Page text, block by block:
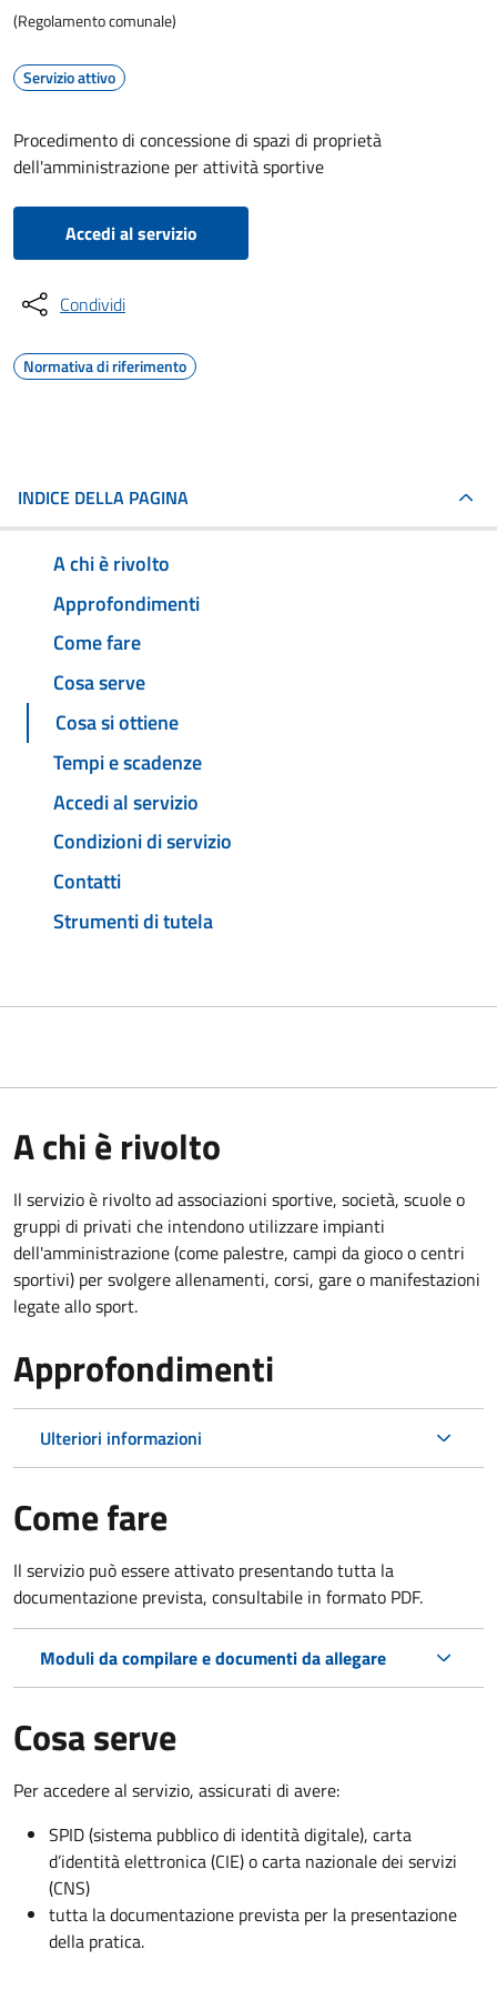
(Regolamento comunale)
Servizio attivo
Procedimento di concessione di spazi di proprietà
dell'amministrazione per attività sportive
Accedi al servizio
Condividi
Normativa di riferimento
INDICE DELLA PAGINA
A chi è rivolto
Approfondimenti
Come fare
Cosa serve
Cosa si ottiene
Tempi e scadenze
Accedi al servizio
Condizioni di servizio
Contatti
Strumenti di tutela
A chi è rivolto
Il servizio è rivolto ad associazioni sportive, società, scuole o
gruppi di privati che intendono utilizzare impianti
dell'amministrazione (come palestre, campi da gioco o centri
sportivi) per svolgere allenamenti, corsi, gare o manifestazioni
legate allo sport.
Approfondimenti
Ulteriori informazioni
Come fare
Il servizio può essere attivato presentando tutta la
documentazione prevista, consultabile in formato PDF.
Moduli da compilare e documenti da allegare
Cosa serve
Per accedere al servizio, assicurati di avere:
SPID (sistema pubblico di identità digitale), carta
d’identità elettronica (CIE) o carta nazionale dei servizi
(CNS)
tutta la documentazione prevista per la presentazione
della pratica.